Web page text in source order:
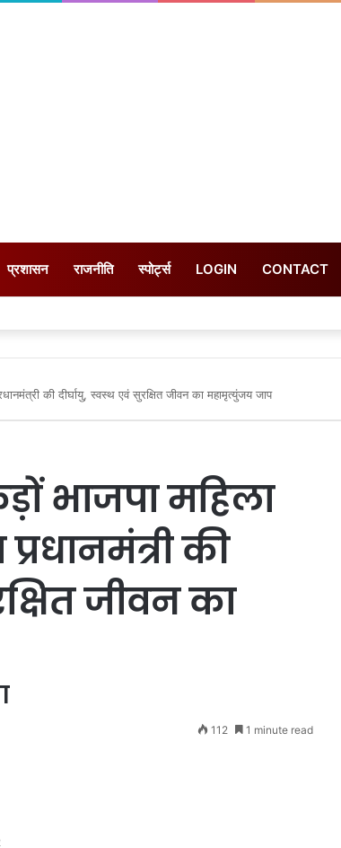
प्रशासन राजनीति स्पोर्ट्स LOGIN CONTACT
की दीर्घायु, स्वस्थ एवं सुरक्षित जीवन का महामृत्युंजय जाप
भाजपा महिला
की
जीवन का
112 1 minute read